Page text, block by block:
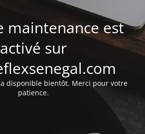
maintenance est
activé sur
disponible bientôt. Merci pour votre
patience.